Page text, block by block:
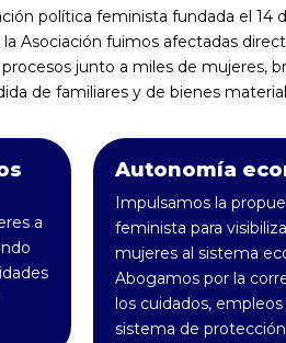
política feminista fundada el
Asociación fuimos afectadas
junto a miles de mujeres,
de familiares y de bienes
a
Autonomía
Impulsamos la
feminista para
mujeres al sistema
Abogamos por la
los cuidados,
sistema de